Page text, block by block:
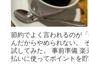
節約でよく言われるのが
んだからやめられない。
試してみた。 事前準備 楽
払いに使ってポイントを